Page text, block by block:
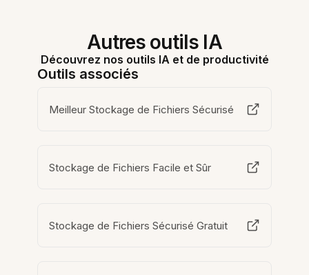
Autres outils IA
Découvrez nos outils IA et de productivité
Outils associés
Meilleur Stockage de Fichiers Sécurisé
Stockage de Fichiers Facile et Sûr
Stockage de Fichiers Sécurisé Gratuit